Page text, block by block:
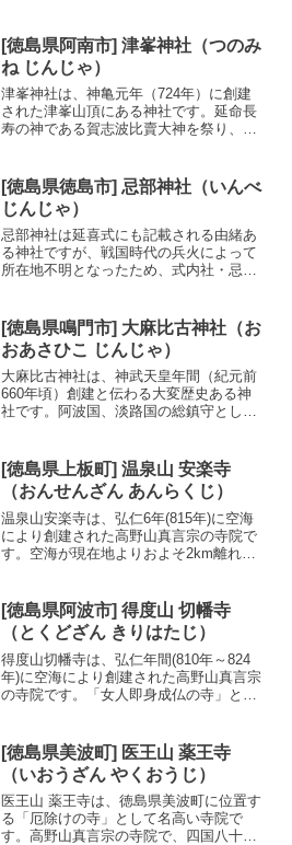
[徳島県阿南市] 津峯神社（つのみ
ね じんじゃ）
津峯神社は、神亀元年（724年）に創建
された津峯山頂にある神社です。延命長
寿の神である賀志波比賣大神を祭り、１
湾を一望することができ、絶景スポット
としても人気です。山頂...
[徳島県徳島市] 忌部神社（いんべ
じんじゃ）
忌部神社は延喜式にも記載される由緒あ
る神社ですが、戦国時代の兵火によって
所在地不明となったため、式内社・忌部
史上の武将にも篤く信仰され、源義経が
太刀を、那須与一...
[徳島県鳴門市] 大麻比古神社（お
おあさひこ じんじゃ）
大麻比古神社は、神武天皇年間（紀元前
660年頃）創建と伝わる大変歴史ある神
社です。阿波国、淡路国の総鎮守として
す。阿波国の一宮神社境内は大麻山県立
自然公園に指定されてい...
[徳島県上板町] 温泉山 安楽寺
（おんせんざん あんらくじ）
温泉山安楽寺は、弘仁6年(815年)に空海
により創建された高野山真言宗の寺院で
す。空海が現在地よりおよそ2km離れた
ります。四国八十八箇所霊場の第6番札所
になっています...
[徳島県阿波市] 得度山 切幡寺
（とくどざん きりはたじ）
得度山切幡寺は、弘仁年間(810年～824
年)に空海により創建された高野山真言宗
の寺院です。「女人即身成仏の寺」とし
切幡山の中腹に位置し、境内からは素晴
らしい眺望を...
[徳島県美波町] 医王山 薬王寺
（いおうざん やくおうじ）
医王山 薬王寺は、徳島県美波町に位置す
る「厄除けの寺」として名高い寺院で
す。高野山真言宗の寺院で、四国八十八